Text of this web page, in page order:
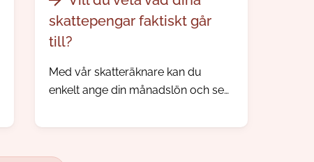
skattepengar faktiskt går
till?
Med vår skatteräknare kan du
enkelt ange din månadslön och se
mellan olika verksamheter i Nybro